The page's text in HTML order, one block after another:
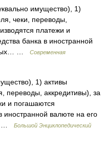
имущество), 1)
чеки, переводы,
платежи и
банка в иностранной
…
Современная
1) активы
переводы, аккредитивы), за
и погашаются
иностранной валюте на его
…
Большой Энциклопедический